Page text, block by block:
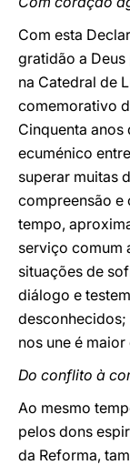
Com esta
gratidão a
na Catedral de
comemorativo
Cinquenta
ecuménico
superar muitas
compreensão e
tempo,
serviço comum
situações de
diálogo e
desconhecidos;
nos une é
Do conflito à
Ao mesmo
pelos dons
da Reforma,